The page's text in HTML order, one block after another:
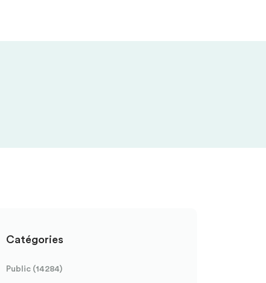
Catégories
Public (14284)